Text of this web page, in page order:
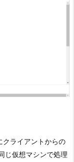
クライアントからの
じ仮想マシンで処理